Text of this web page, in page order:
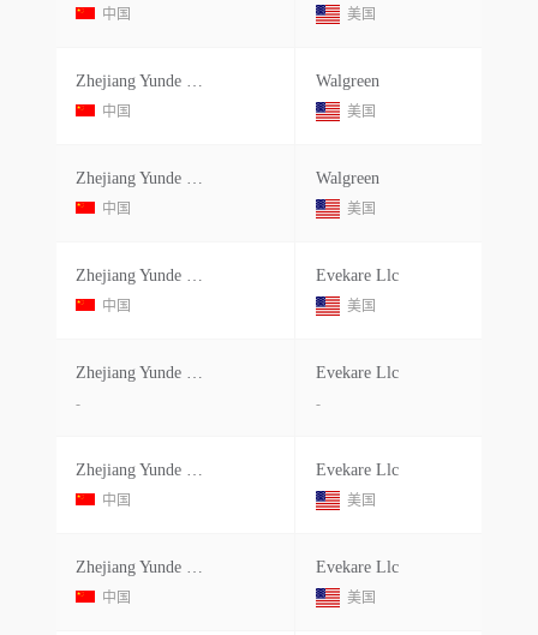
中国 美国
Zhejiang Yunde Sanitary Ware
中国
Walgreen
美国
Zhejiang Yunde Sanitary Ware
中国
Walgreen
美国
Zhejiang Yunde Sanitary Ware Co
中国
Evekare Llc
美国
Zhejiang Yunde Sanitary Ware Co Ltd
-
Evekare Llc
-
Zhejiang Yunde Sanitary Ware Co
中国
Evekare Llc
美国
Zhejiang Yunde Sanitary Ware Co
中国
Evekare Llc
美国